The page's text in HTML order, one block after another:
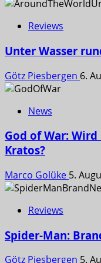
Reviews
Unter Wasser
Götz Piesbergen 6.
News
God of War:
Kratos?
Marco Golüke 5.
Reviews
Spider-Man:
Götz Piesbergen 5.